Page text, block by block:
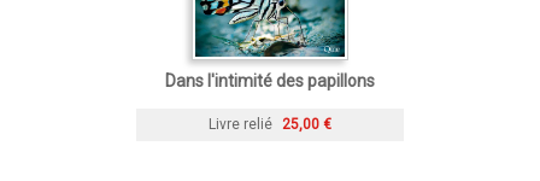
Dans l'intimité des papillons
Livre relié 25,00 €